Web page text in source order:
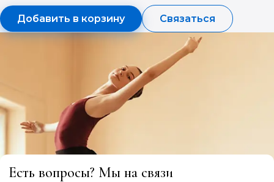
Добавить в корзину Связаться
Есть вопросы? Мы на связи